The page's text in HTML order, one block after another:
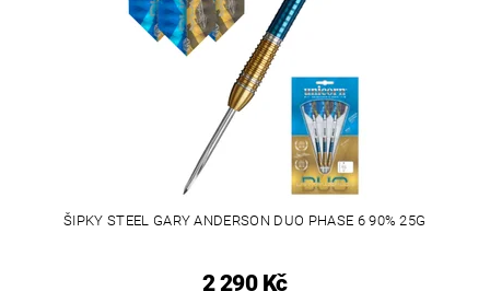
ŠIPKY STEEL GARY ANDERSON DUO PHASE 6 90% 25G
2 290 Kč